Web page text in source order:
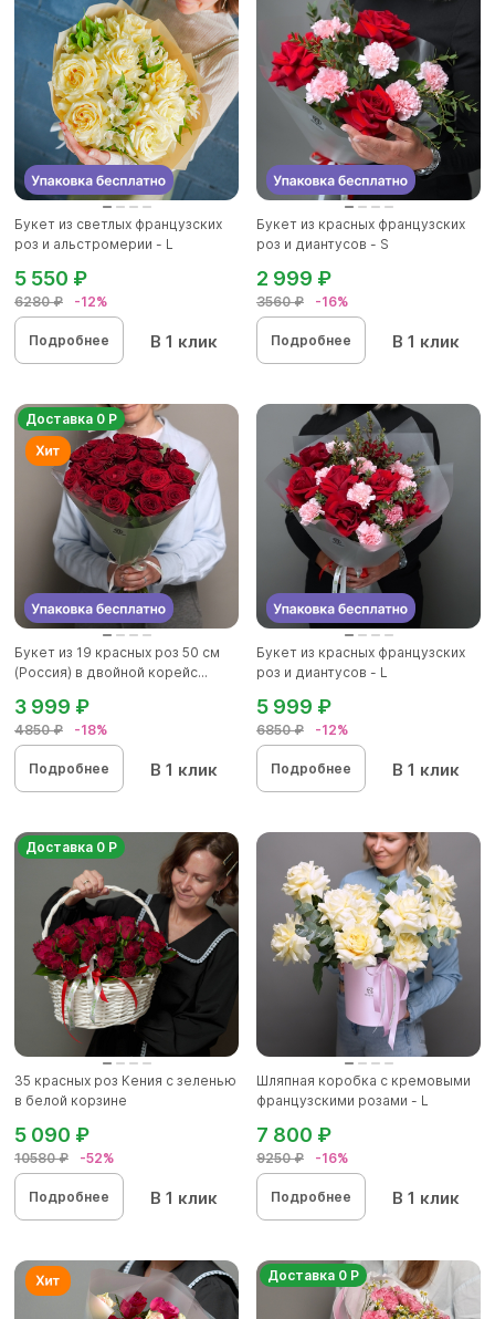
Букет из светлых французских
роз и альстромерии - L
6280 ₽ -12%
5 550 ₽
Подробнее В 1 клик
Букет из красных французских
роз и диантусов - S
3560 ₽ -16%
2 999 ₽
Подробнее В 1 клик
Доставка 0 Р
Букет из 19 красных роз 50 см
(Россия) в двойной корейс...
4850 ₽ -18%
3 999 ₽
Подробнее В 1 клик
Букет из красных французских
роз и диантусов - L
6850 ₽ -12%
5 999 ₽
Подробнее В 1 клик
Доставка 0 Р
35 красных роз Кения с зеленью
в белой корзине
10580 ₽ -52%
5 090 ₽
Подробнее В 1 клик
Шляпная коробка с кремовыми
французскими розами - L
9250 ₽ -16%
7 800 ₽
Подробнее В 1 клик
Доставка 0 Р